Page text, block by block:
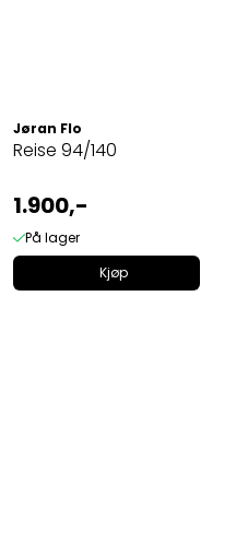
Jøran Flo
Reise 94/140
1.900,-
På lager
Kjøp